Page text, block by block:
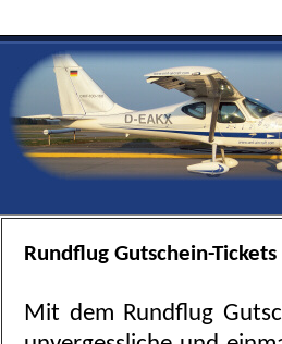
Rundflug Gutschein-
Mit dem Rundflug